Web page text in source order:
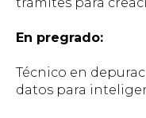
En pregrado:
Técnico en
datos para